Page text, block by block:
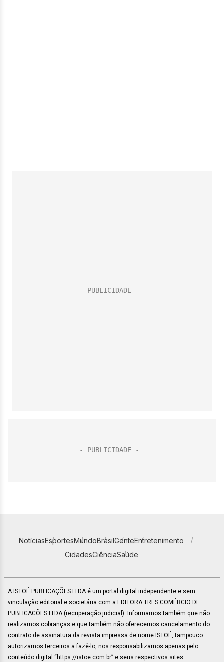
NotíciasEsportesMundoBrasilGenteEntretenimento
CidadesCiênciaSaúde
A ISTOÉ PUBLICAÇÕES LTDA é um portal digital independente e sem
vinculação editorial e societária com a EDITORA TRES COMÉRCIO DE
PUBLICACÕES LTDA (recuperação judicial). Informamos também que não
realizamos cobranças e que também não oferecemos cancelamento do
contrato de assinatura da revista impressa de nome ISTOÉ, tampouco
autorizamos terceiros a fazê-lo, nos responsabilizamos apenas pelo
conteúdo digital “https://istoe.com.br” e seus respectivos sites.